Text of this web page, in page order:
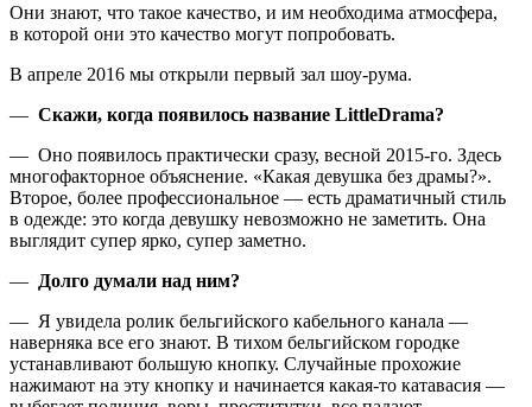
Они знают, что такое качество, и им необходима атмосфера,
в которой они это качество могут попробовать.
В апреле 2016 мы открыли первый зал шоу-рума.
— Скажи, когда появилось название LittleDrama?
— Оно появилось практически сразу, весной 2015-го. Здесь
многофакторное объяснение. «Какая девушка без драмы?».
Второе, более профессиональное — есть драматичный стиль
в одежде: это когда девушку невозможно не заметить. Она
выглядит супер ярко, супер заметно.
— Долго думали над ним?
— Я увидела ролик бельгийского кабельного канала —
наверняка все его знают. В тихом бельгийском городке
устанавливают большую кнопку. Случайные прохожие
нажимают на эту кнопку и начинается какая-то катавасия —